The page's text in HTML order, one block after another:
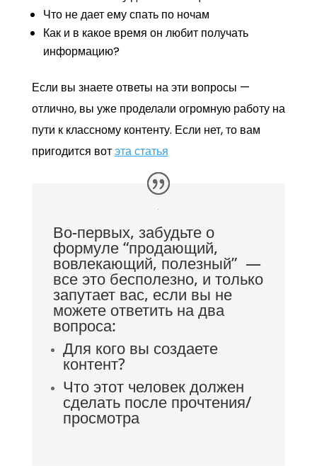
Что не дает ему спать по ночам
Как и в какое время он любит получать
информацию?
Если вы знаете ответы на эти вопросы —
отлично, вы уже проделали огромную работу на
пути к классному контенту. Если нет, то вам
пригодится вотэта статья
Во-первых, забудьте о
формуле “продающий,
вовлекающий, полезный” —
все это бесполезно, и только
запутает вас, если вы не
можете ответить на два
вопроса:
Для кого вы создаете
контент?
Что этот человек должен
сделать после прочтения/
просмотра